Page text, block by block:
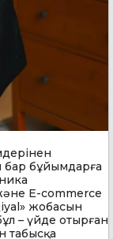
бұйымдарға
E-commerce
жобасын
– үйде отырған
табысқа